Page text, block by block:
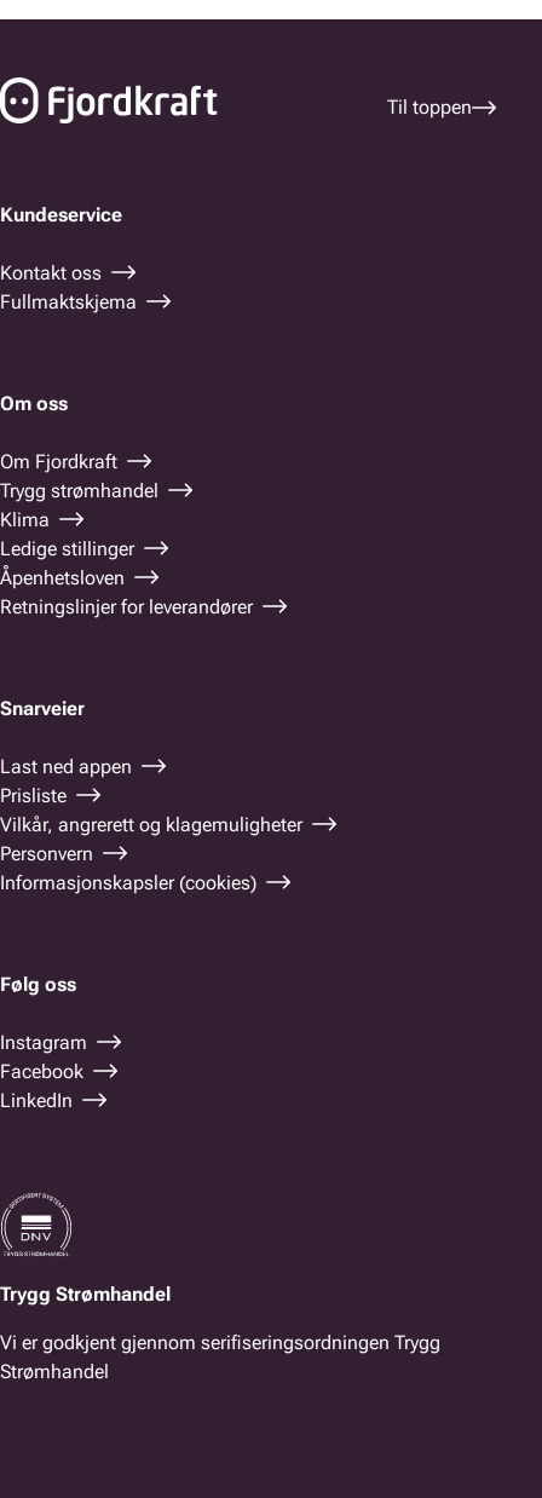
Til toppen
Kundeservice
Kontakt oss
Fullmaktskjema
Om oss
Om Fjordkraft
Trygg strømhandel
Klima
Ledige stillinger
Åpenhetsloven
Retningslinjer for leverandører
Snarveier
Last ned appen
Prisliste
Vilkår, angrerett og klagemuligheter
Personvern
Informasjonskapsler (cookies)
Følg oss
Instagram
Facebook
LinkedIn
Trygg Strømhandel
Vi er godkjent gjennom serifiseringsordningen Trygg
Strømhandel